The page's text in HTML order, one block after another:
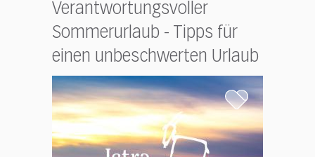
Verantwortungsvoller
Sommerurlaub - Tipps für
einen unbeschwerten Urlaub